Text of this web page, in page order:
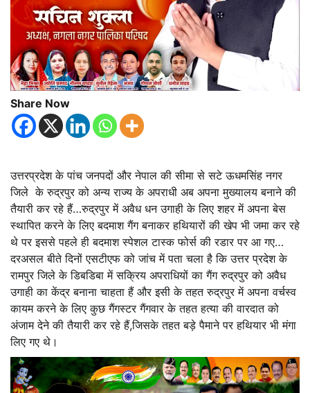
Share Now
उत्तरप्रदेश के पांच जनपदों और नेपाल की सीमा से सटे ऊधमसिंह नगर
जिले के रुद्रपुर को अन्य राज्य के अपराधी अब अपना मुख्यालय बनाने की
तैयारी कर रहे हैं…रुद्रपुर में अवैध धन उगाही के लिए शहर में अपना बेस
स्थापित करने के लिए बदमाश गैंग बनाकर हथियारों की खेप भी जमा कर रहे
थे पर इससे पहले ही बदमाश स्पेशल टास्क फोर्स की रडार पर आ गए…
दरअसल बीते दिनों एसटीएफ को जांच में पता चला है कि उत्तर प्रदेश के
रामपुर जिले के डिबडिबा में सक्रिय अपराधियों का गैंग रुद्रपुर को अवैध
उगाही का केंद्र बनाना चाहता हैं और इसी के तहत रुद्रपुर में अपना वर्चस्व
कायम करने के लिए कुछ गैंगस्टर गैंगवार के तहत हत्या की वारदात को
अंजाम देने की तैयारी कर रहे हैं,जिसके तहत बड़े पैमाने पर हथियार भी मंगा
लिए गए थे।